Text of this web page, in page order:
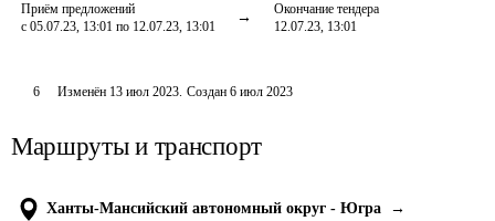
Приём предложений
с 05.07.23, 13:01 по 12.07.23, 13:01
Окончание тендера
12.07.23, 13:01
6 Изменён 13 июл 2023. Создан 6 июл 2023
Маршруты и транспорт
Ханты-Мансийский автономный округ - Югра
→